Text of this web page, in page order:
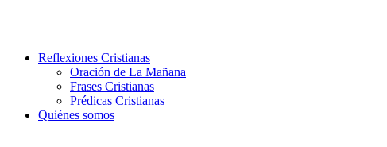
Reflexiones Cristianas
Oración de La Mañana
Frases Cristianas
Prédicas Cristianas
Quiénes somos